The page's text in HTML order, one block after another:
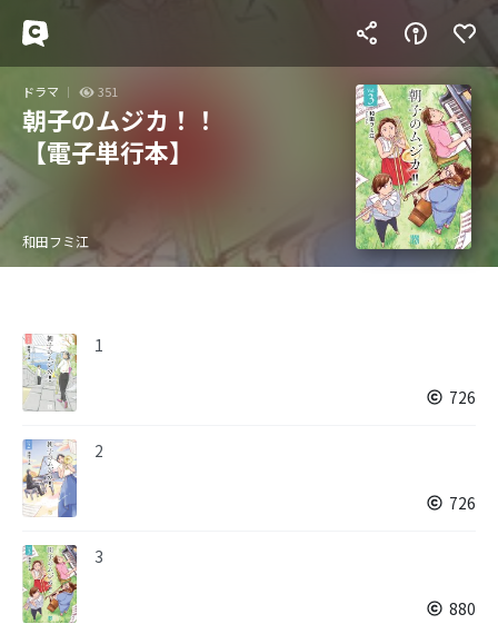
ドラマ 351
朝子のムジカ！！
【電子単行本】
和田フミ江
1
726
2
726
3
880